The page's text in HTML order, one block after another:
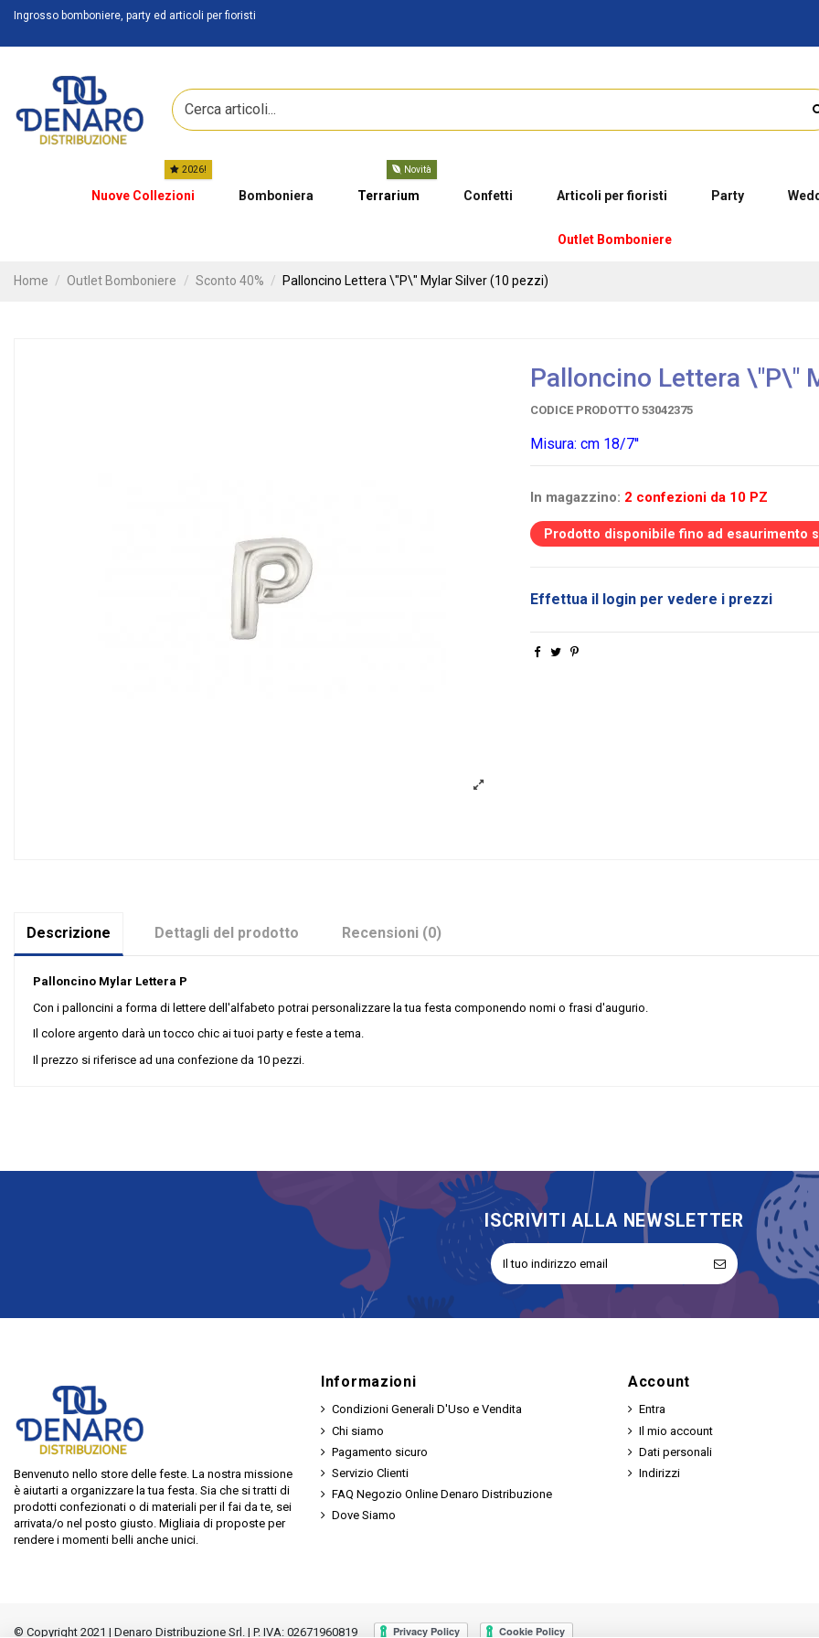
Ingrosso bomboniere, party ed articoli per fioristi
Nuove Collezioni
2026!
Bomboniera Terrarium
Novità
Confetti Articoli per fioristi Party
Outlet Bomboniere
Home Outlet Bomboniere Sconto 40% Palloncino Lettera \"P\" Mylar Silver (10 pezzi)
Palloncino Lettera \"P\"
CODICE PRODOTTO 53042375
Misura: cm 18/7''
In magazzino: 2 confezioni da 10 PZ
Prodotto disponibile fino ad esaurimento
Effettua il login per vedere i prezzi
Descrizione Dettagli del prodotto Recensioni (0)
Palloncino Mylar Lettera P
Con i palloncini a forma di lettere dell'alfabeto potrai personalizzare la tua festa componendo nomi o frasi d'augurio.
Il colore argento darà un tocco chic ai tuoi party e feste a tema.
Il prezzo si riferisce ad una confezione da 10 pezzi.
Tipologia palloncini Lettere
ISCRIVITI ALLA NEWSLETTER
Benvenuto nello store delle feste. La nostra missione
è aiutarti a organizzare la tua festa. Sia che si tratti di
prodotti confezionati o di materiali per il fai da te, sei
arrivata/o nel posto giusto. Migliaia di proposte per
rendere i momenti belli anche unici.
Informazioni
Condizioni Generali D'Uso e Vendita
Chi siamo
Pagamento sicuro
Servizio Clienti
FAQ Negozio Online Denaro Distribuzione
Dove Siamo
Account
Entra
Il mio account
Dati personali
Indirizzi
© Copyright 2021 | Denaro Distribuzione Srl. | P. IVA: 02671960819